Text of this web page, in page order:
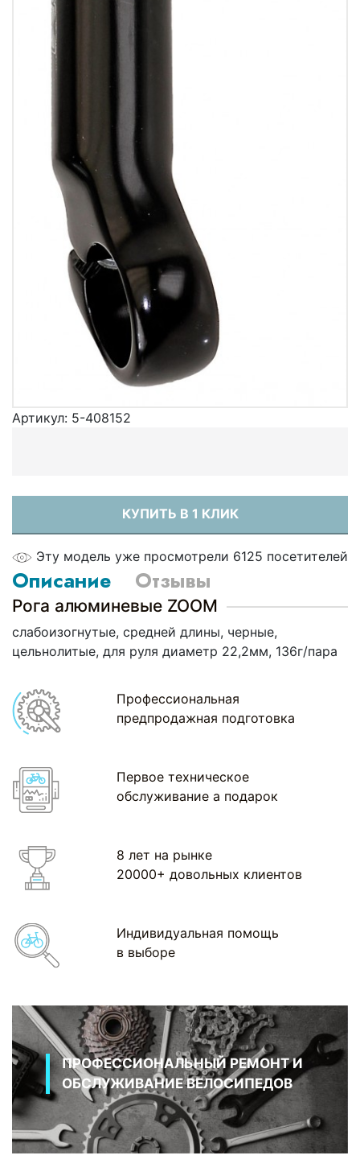
Артикул: 5-408152
КУПИТЬ В 1 КЛИК
Эту модель уже просмотрели 6125 посетителей
Описание Отзывы
Рога алюминевые ZOOM
слабоизогнутые, средней длины, черные,
цельнолитые, для руля диаметр 22,2мм, 136г/пара
Профессиональная
предпродажная подготовка
Первое техническое
обслуживание а подарок
8 лет на рынке
20000+ довольных клиентов
Индивидуальная помощь
в выборе
ПРОФЕССИОНАЛЬНЫЙ РЕМОНТ И
ОБСЛУЖИВАНИЕ ВЕЛОСИПЕДОВ